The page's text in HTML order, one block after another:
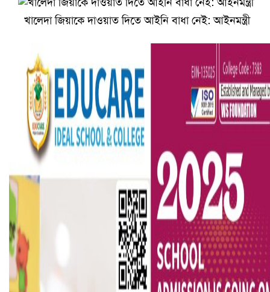
বৈষম্যবিরোধী ছাত্র আন্দোলনের সাধারণ সম্পাদকের পদত্যাগ
খালেদা জিয়াকে দাওয়াত দিতে আইনি বাধা নেই: আইনমন্ত্রী